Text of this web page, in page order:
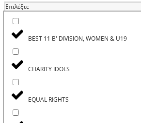
Επιλέξτε
BEST 11 B' DIVISION, WOMEN & U19
CHARITY IDOLS
EQUAL RIGHTS